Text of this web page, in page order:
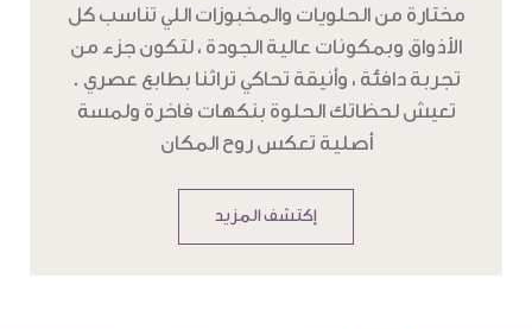
مختارة من الحلويات والمخبوزات اللي تناسب كل
الأذواق وبمكونات عالية الجودة ، لتكون جزء من
تجربة دافئة ، وأنيقة تحاكي تراثنا بطابع عصري .
تعيش لحظاتك الحلوة بنكهات فاخرة ولمسة
أصلية تعكس روح المكان
إكتشف المزيد